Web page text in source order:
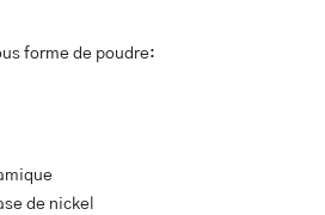
forme de poudre:
de nickel